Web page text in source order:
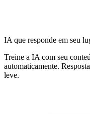
IA que responde em seu
Treine a IA com seu
automaticamente.
leve.